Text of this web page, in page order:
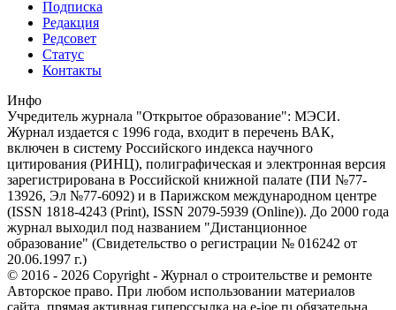
Подписка
Редакция
Редсовет
Статус
Контакты
Инфо
Учредитель журнала "Открытое образование": МЭСИ.
Журнал издается с 1996 года, входит в перечень ВАК,
включен в систему Российского индекса научного
цитирования (РИНЦ), полиграфическая и электронная версия
зарегистрирована в Российской книжной палате (ПИ №77-
13926, Эл №77-6092) и в Парижском международном центре
(ISSN 1818-4243 (Print), ISSN 2079-5939 (Online)). До 2000 года
журнал выходил под названием "Дистанционное
образование" (Свидетельство о регистрации № 016242 от
20.06.1997 г.)
© 2016 - 2026 Copyright - Журнал о строительстве и ремонте
Авторское право. При любом использовании материалов
сайта, прямая активная гиперссылка на e-joe.ru обязательна.